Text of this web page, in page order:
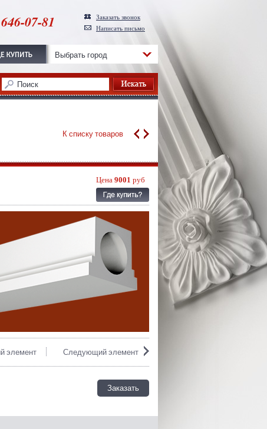
646-07-81
Заказать звонок
Написать письмо
Выбрать город
К списку товаров
Цена 9001 руб
Следующий элемент
элемент
Заказать